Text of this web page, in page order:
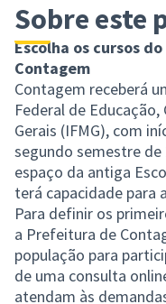
Sobre este
Escolha os cursos
Contagem
Contagem receberá
Federal de
Gerais (IFMG), com
segundo semestre de
espaço da antiga
terá capacidade para
Para definir os
a Prefeitura de
população para
de uma consulta
atendam às